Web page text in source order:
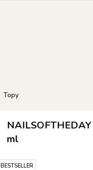
Topy
ml
BESTSELLER